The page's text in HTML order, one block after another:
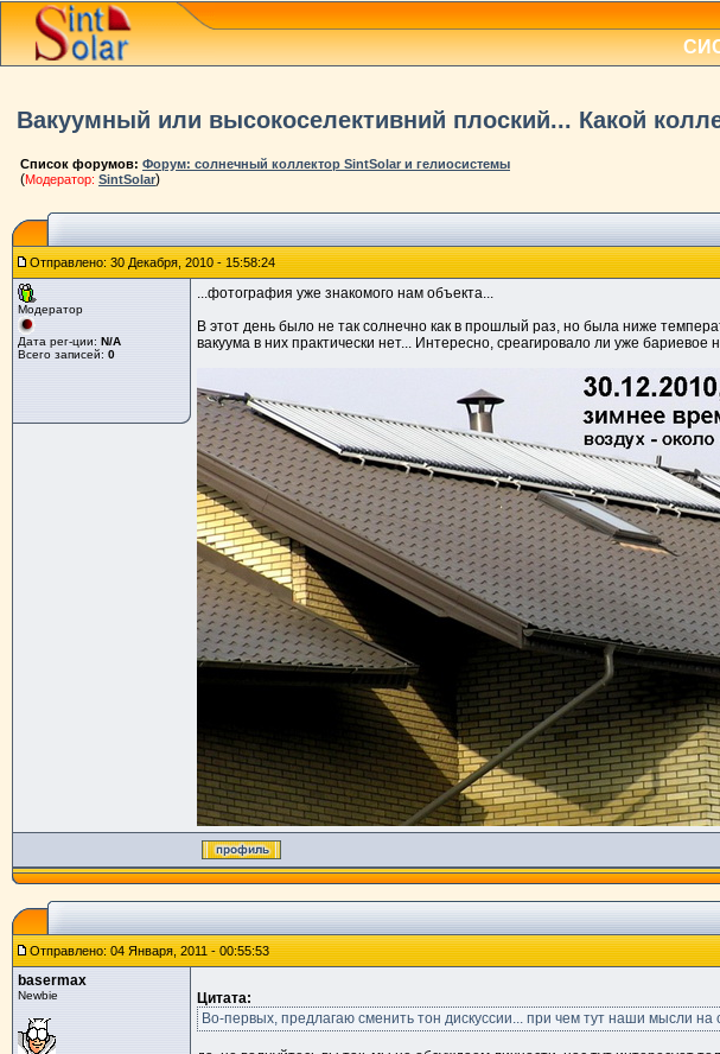
Вакуумный или высокоселективний плоский... Какой
Список форумов: Форум: солнечный коллектор SintSolar и гелиосистемы
(Модератор: SintSolar)
Отправлено: 30 Декабря, 2010 - 15:58:24
Модератор
Дата рег-ции: N/A
Всего записей: 0
...фотография уже знакомого нам объекта...
В этот день было не так солнечно как в прошлый раз, но была ниже
вакуума в них практически нет... Интересно, среагировало ли уже
Отправлено: 04 Января, 2011 - 00:55:53
basermax
Newbie
Цитата:
Во-первых, предлагаю сменить тон дискуссии... при чем тут наши мысли